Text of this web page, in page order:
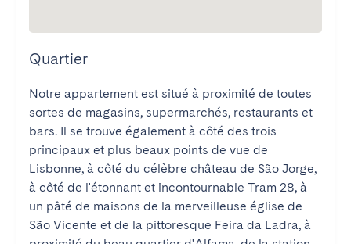
Quartier
Notre appartement est situé à proximité de toutes
sortes de magasins, supermarchés, restaurants et
bars. Il se trouve également à côté des trois
principaux et plus beaux points de vue de
Lisbonne, à côté du célèbre château de São Jorge,
à côté de l'étonnant et incontournable Tram 28, à
un pâté de maisons de la merveilleuse église de
São Vicente et de la pittoresque Feira da Ladra, à